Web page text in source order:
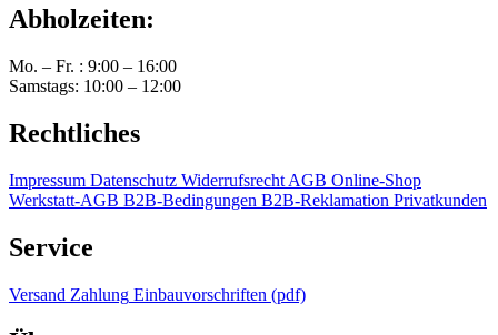
Abholzeiten:
Mo. – Fr. : 9:00 – 16:00
Samstags: 10:00 – 12:00
Rechtliches
Impressum Datenschutz Widerrufsrecht AGB Online-Shop
Werkstatt-AGB B2B-Bedingungen B2B-Reklamation Privatkunden
Service
Versand Zahlung Einbauvorschriften (pdf)